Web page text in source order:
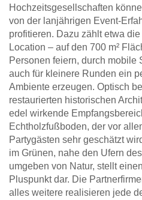
Hochzeitsgesellschaften
von der lanjährigen Event-
profitieren. Dazu zählt etwa
Location – auf den 700 m²
Personen feiern, durch mobile
auch für kleinere Runden ein
Ambiente erzeugen. Optisch
restaurierten historischen
edel wirkende
Echtholzfußboden, der vor
Partygästen sehr geschätzt
im Grünen, nahe den Ufern
umgeben von Natur, stellt
Pluspunkt dar. Die
alles weitere realisieren jede